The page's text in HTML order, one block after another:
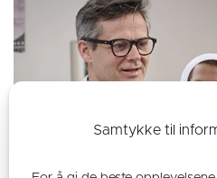
Samtykke til